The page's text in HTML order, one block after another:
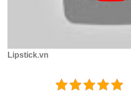
Lipstick.vn